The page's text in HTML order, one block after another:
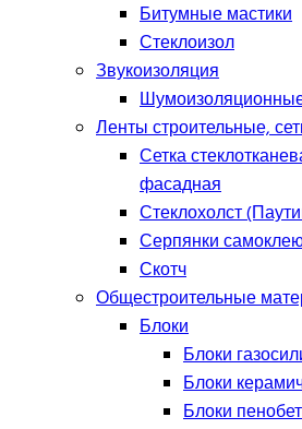
Битумные мастики
Стеклоизол
Звукоизоляция
Ленты строительные,
Сетка
фасадная
Стеклохолст
Серпянки
Скотч
Общестроительные
Блоки
Блоки
Блоки
Блоки